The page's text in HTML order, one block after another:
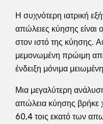
Η συχνότερη ιατρική
απώλειες κύησης είναι
στον ιστό της κύησης.
μεμονωμένη πρώιμη
ένδειξη μόνιμα
Μια μεγαλύτερη
απώλεια κύησης βρήκε
60,4 τοις εκατό των